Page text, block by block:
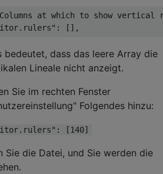
at which to show vertical
: [],
bedeutet, dass das leere Array die
Lineale nicht anzeigt.
Sie im rechten Fenster
Folgendes hinzu:
[140]
Sie die Datei, und Sie werden die